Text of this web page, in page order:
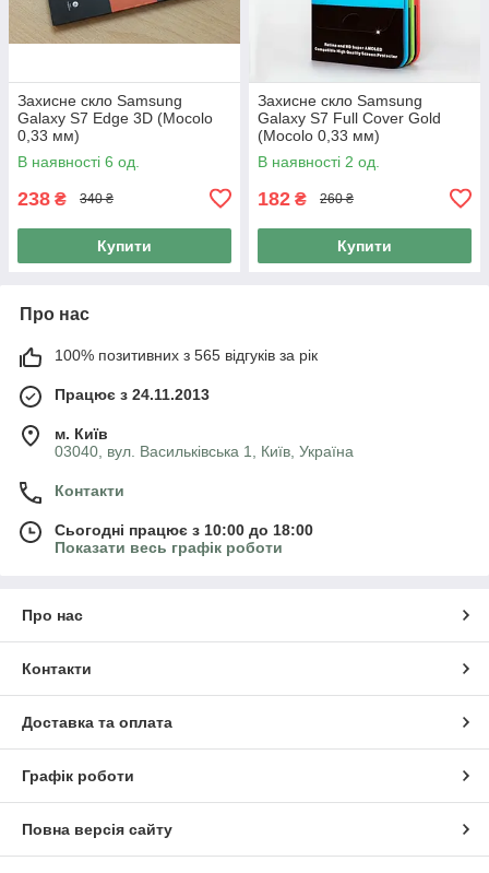
Захисне скло Samsung
Galaxy S7 Edge 3D (Mocolo
0,33 мм)
В наявності 6 од.
238 ₴ 340 ₴
Купити
Захисне скло Samsung
Galaxy S7 Full Cover Gold
(Mocolo 0,33 мм)
В наявності 2 од.
182 ₴ 260 ₴
Купити
Про нас
100% позитивних з 565 відгуків за рік
Працює з 24.11.2013
м. Київ
03040, вул. Васильківська 1, Київ, Україна
Контакти
Сьогодні працює з 10:00 до 18:00
Показати весь графік роботи
Про нас
Контакти
Доставка та оплата
Графік роботи
Повна версія сайту